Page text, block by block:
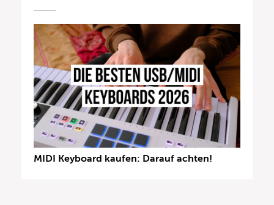
MIDI Keyboard kaufen: Darauf achten!